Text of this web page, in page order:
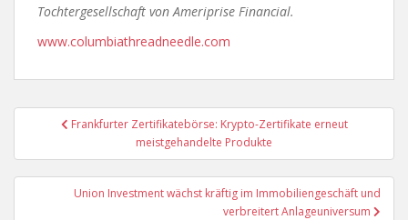
Tochtergesellschaft von Ameriprise Financial.
www.columbiathreadneedle.com
Beitragsnavigation
Frankfurter Zertifikatebörse: Krypto-Zertifikate erneut
meistgehandelte Produkte
Union Investment wächst kräftig im Immobiliengeschäft und
verbreitert Anlageuniversum